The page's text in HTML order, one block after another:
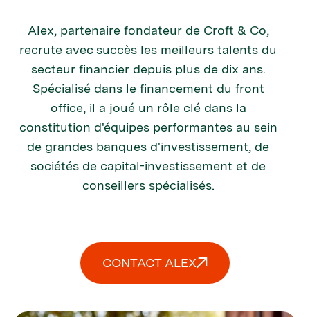
Alex, partenaire fondateur de Croft & Co,
recrute avec succès les meilleurs talents du
secteur financier depuis plus de dix ans.
Spécialisé dans le financement du front
office, il a joué un rôle clé dans la
constitution d'équipes performantes au sein
de grandes banques d'investissement, de
sociétés de capital-investissement et de
conseillers spécialisés.
CONTACT ALEX